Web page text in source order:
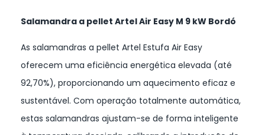
Salamandra a pellet Artel Air Easy M 9 kW Bordó
As salamandras a pellet Artel Estufa Air Easy
oferecem uma eficiência energética elevada (até
92,70%), proporcionando um aquecimento eficaz e
sustentável. Com operação totalmente automática,
estas salamandras ajustam-se de forma inteligente